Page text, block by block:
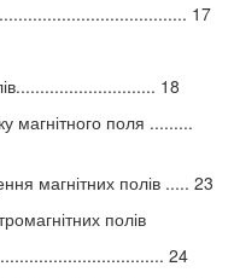
17
18
магнітного поля .........
магнітних полів ..... 23
полів
24